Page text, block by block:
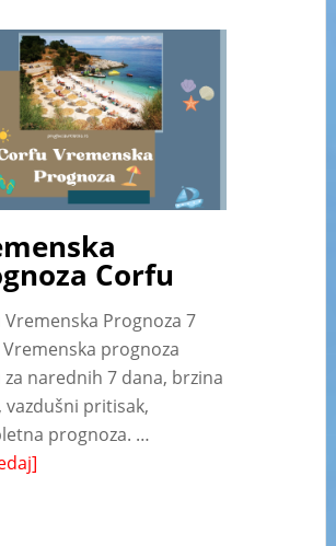
Corfu
Vremenska Prognoza 7
prognoza
za narednih 7 dana, brzina
vazdušni pritisak,
prognoza. …